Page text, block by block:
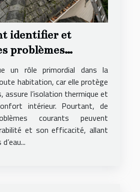
identifier et
problèmes
de toiture ?
un rôle primordial dans la
habitation, car elle protège
assure l’isolation thermique et
intérieur. Pourtant, de
courants peuvent
et son efficacité, allant